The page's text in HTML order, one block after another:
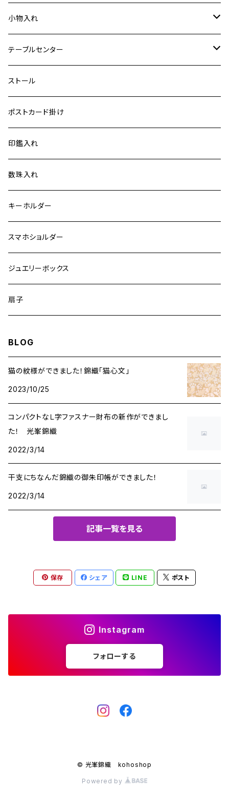
小物入れ
特裂
普通裂
テーブルセンター
中
小
大
手機 別誂え作品
ストール
ポストカード掛け
印鑑入れ
数珠入れ
キーホルダー
スマホショルダー
ジュエリーボックス
扇子
BLOG
猫の紋様ができました！錦織「猫心文」
2023/10/25
コンパクトなＬ字ファスナー財布の新作ができまし
た！ 光峯錦織
2022/3/14
干支にちなんだ錦織の御朱印帳ができました！
2022/3/14
記事一覧を見る
保存 シェア LINE ポスト
Instagram
フォローする
© 光峯錦織 kohoshop
Powered by